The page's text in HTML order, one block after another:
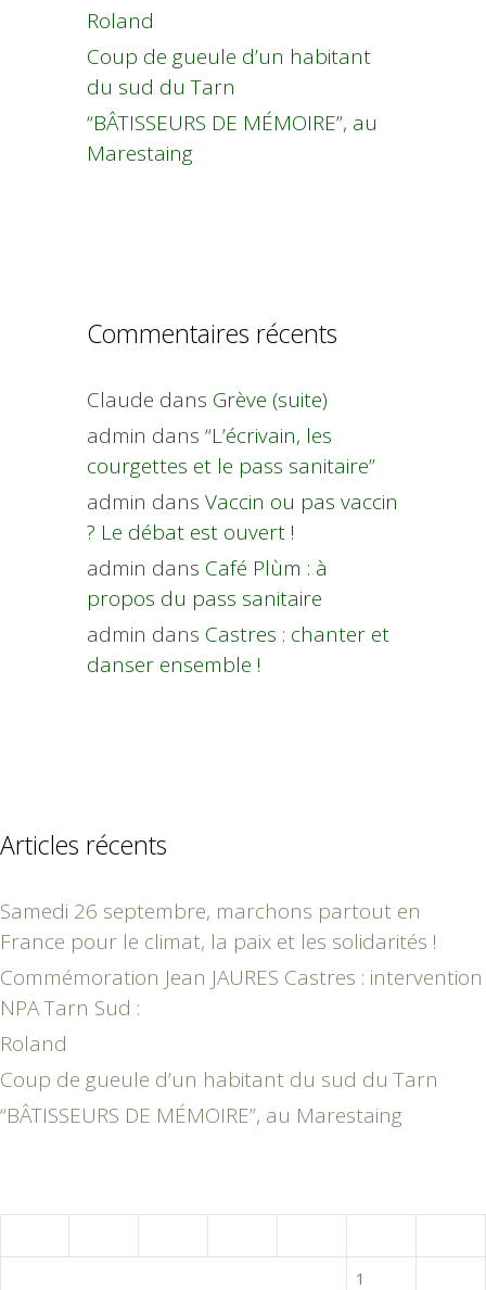
Roland
Coup de gueule d’un habitant
du sud du Tarn
“BÂTISSEURS DE MÉMOIRE”, au
Marestaing
Commentaires récents
Claude dans Grève (suite)
admin dans “L’écrivain, les
courgettes et le pass sanitaire”
admin dans Vaccin ou pas vaccin
? Le débat est ouvert !
admin dans Café Plùm : à
propos du pass sanitaire
admin dans Castres : chanter et
danser ensemble !
Articles récents
Samedi 26 septembre, marchons partout en
France pour le climat, la paix et les solidarités !
Commémoration Jean JAURES Castres : intervention
NPA Tarn Sud :
Roland
Coup de gueule d’un habitant du sud du Tarn
“BÂTISSEURS DE MÉMOIRE”, au Marestaing
1